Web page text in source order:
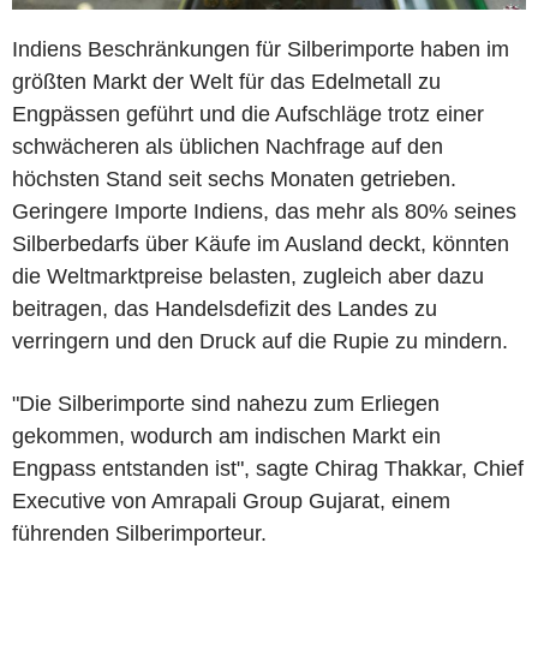
Indiens Beschränkungen für Silberimporte haben im
größten Markt der Welt für das Edelmetall zu
Engpässen geführt und die Aufschläge trotz einer
schwächeren als üblichen Nachfrage auf den
höchsten Stand seit sechs Monaten getrieben.
Geringere Importe Indiens, das mehr als 80% seines
Silberbedarfs über Käufe im Ausland deckt, könnten
die Weltmarktpreise belasten, zugleich aber dazu
beitragen, das Handelsdefizit des Landes zu
verringern und den Druck auf die Rupie zu mindern.
"Die Silberimporte sind nahezu zum Erliegen
gekommen, wodurch am indischen Markt ein
Engpass entstanden ist", sagte Chirag Thakkar, Chief
Executive von Amrapali Group Gujarat, einem
führenden Silberimporteur.